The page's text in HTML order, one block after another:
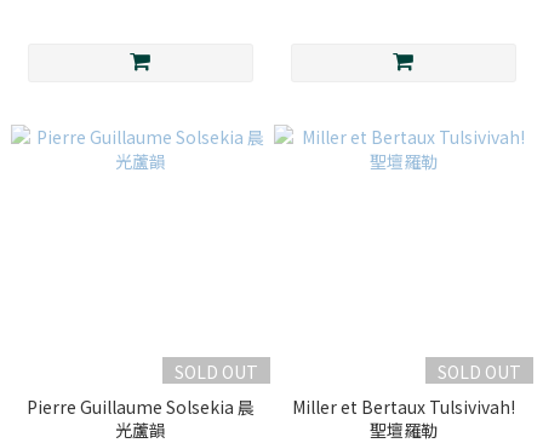
SOLD OUT
Pierre Guillaume Solsekia 晨
光蘆韻
SOLD OUT
Miller et Bertaux Tulsivivah!
聖壇羅勒